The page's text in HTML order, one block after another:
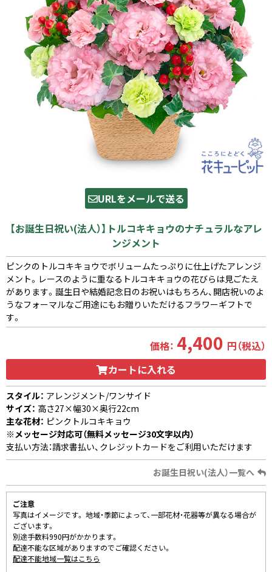
URLをメールで送る
【お誕生日祝い(法人）】トルコキキョウのナチュラルなアレ
ンジメント
ピンクのトルコキキョウでボリュームたっぷりに仕上げたアレンジ
メント。レースのように重なるトルコキキョウの花びらは見ごたえ
があります。誕生日や結婚記念日のお祝いはもちろん、開店祝いのよ
うなフォーマルなご用途にもお贈りいただけるフラワーギフトで
す。
価格： 4,400 円（税込）
カートに入れる
スタイル： アレンジメント/ワンサイド
サイズ： 高さ27×幅30×奥行22cm
主な花材： ピンクトルコキキョウ
※メッセージ対応可（無料メッセージ30文字以内）
支払い方法：請求書払い、クレジットカードをご利用いただけます
お誕生日祝い(法人）一覧へ
ご注意
写真はイメージです。 地域・季節によって、一部花材・花器等が異なる場合が
ございます。
別途手数料990円がかかります。
配達不能な区域がありますのでご確認ください。
配達不能地域一覧はこちら